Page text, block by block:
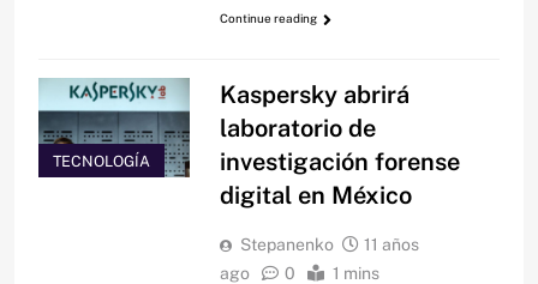
Continue reading
TECNOLOGÍA
Kaspersky abrirá
laboratorio de
investigación forense
digital en México
Stepanenko
11 años
ago
0 1 mins